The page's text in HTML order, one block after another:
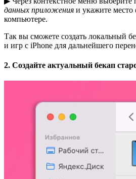
данных приложения и укажите место
компьютере.
Так вы сможете создать локальный
и игр с iPhone для дальнейшего
2. Создайте актуальный бекап